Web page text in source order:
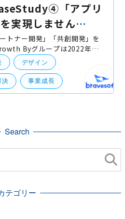
「アプリ
実現しません
トナー開発」「共創開発」を
Byグループは2022年、
長」を改めてビジョンと掲
保守までをサポートさせて頂
デザイン
決 事業成長
Search
テゴリー